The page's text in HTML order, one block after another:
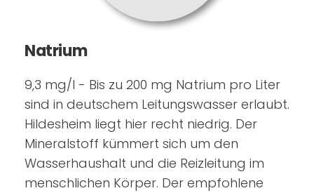
Natrium
9,3 mg/l - Bis zu 200 mg Natrium pro Liter
sind in deutschem Leitungswasser erlaubt.
Hildesheim liegt hier recht niedrig. Der
Mineralstoff kümmert sich um den
Wasserhaushalt und die Reizleitung im
menschlichen Körper. Der empfohlene